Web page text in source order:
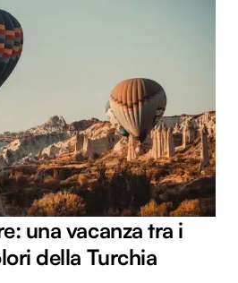
una vacanza tra i
della Turchia